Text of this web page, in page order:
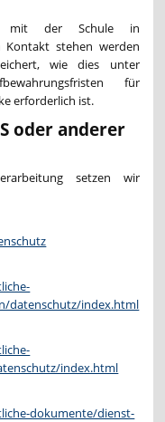
mit der Schule in
stehen werden
wie dies unter
für
erforderlich ist.
oder anderer
setzen wir
datenschutz/index.html
index.html
dokumente/dienst-